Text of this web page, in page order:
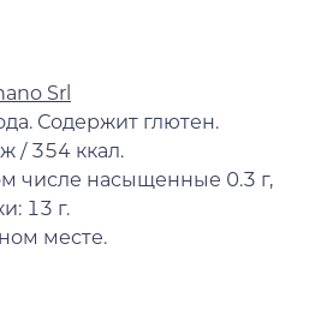
Srl
Содержит глютен.
/ 354 ккал.
числе насыщенные 0.3 г,
13 г.
месте.